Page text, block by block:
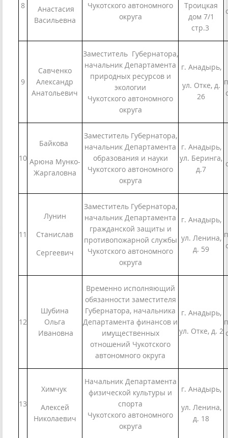
8
Анастасия
Васильевна
Чукотского автономного
округа
Троицкая
дом 7/1
стр.3
9
Савченко
Александр
Анатольевич
Заместитель Губернатора,
начальник Департамента
природных ресурсов и
экологии
Чукотского автономного
округа
г. Анадырь,
ул. Отке, д.
26
10
Байкова
Арюна Мунко-
Жаргаловна
Заместитель Губернатора,
начальник Департамента
образования и науки
Чукотского автономного
округа
г. Анадырь,
ул. Беринга,
д.7
11
Лунин
Станислав
Сергеевич
Заместитель Губернатора,
начальник Департамента
гражданской защиты и
противопожарной службы
Чукотского автономного
округа
г. Анадырь,
ул. Ленина,
д. 59
12
Шубина
Ольга
Ивановна
Временно исполняющий
обязанности заместителя
Губернатора, начальника
Департамента финансов и
имущественных
отношений Чукотского
автономного округа
г. Анадырь,
ул. Отке, д. 2
13
Химчук
Алексей
Николаевич
Начальник Департамента
физической культуры и
спорта
Чукотского автономного
округа
г. Анадырь,
ул. Ленина,
д. 18